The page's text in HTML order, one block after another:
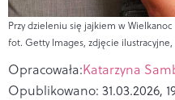
Przy dzieleniu się jajkiem w
fot. Getty Images, zdjęcie
Opracowała:Katarzyna
Opublikowano: 31.03.2026,